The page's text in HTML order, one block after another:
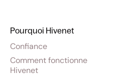
Pourquoi Hivenet
Confiance
Comment fonctionne
Hivenet